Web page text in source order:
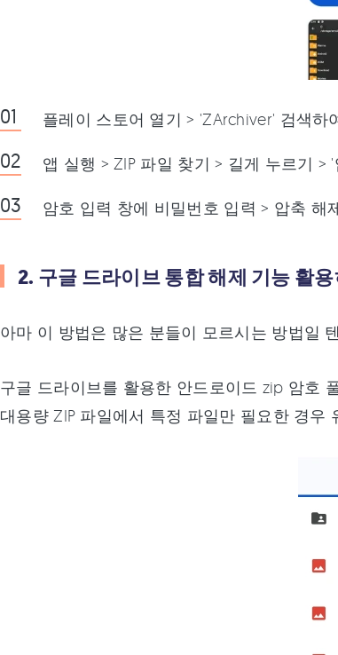
플레이 스토어 열기 > 'ZArchiver' 검색하
앱 실행 > ZIP 파일 찾기 > 길게 누르기 >
암호 입력 창에 비밀번호 입력 > 압축 해
2. 구글 드라이브 통합 해제 기능 활
아마 이 방법은 많은 분들이 모르시는 방법일
구글 드라이브를 활용한 안드로이드 zip 암호
대용량 ZIP 파일에서 특정 파일만 필요한 경우